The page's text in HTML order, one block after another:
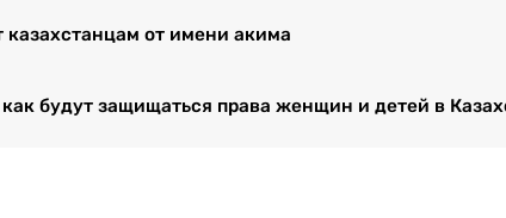
от имени акима
будут защищаться права женщин и детей в